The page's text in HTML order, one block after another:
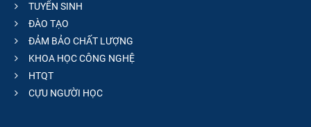
TUYỂN SINH
ĐÀO TẠO
ĐẢM BẢO CHẤT LƯỢNG
KHOA HỌC CÔNG NGHỆ
HTQT
CỰU NGƯỜI HỌC